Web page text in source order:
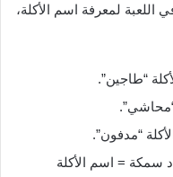
اللعبة لمعرفة اسم الأكلة،
“طاجين”.
“مدفون”.
= اسم الأكلة